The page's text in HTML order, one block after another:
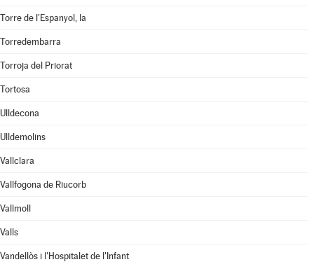
Torre de l'Espanyol, la
Torredembarra
Torroja del Priorat
Tortosa
Ulldecona
Ulldemolins
Vallclara
Vallfogona de Riucorb
Vallmoll
Valls
Vandellòs i l'Hospitalet de l'Infant